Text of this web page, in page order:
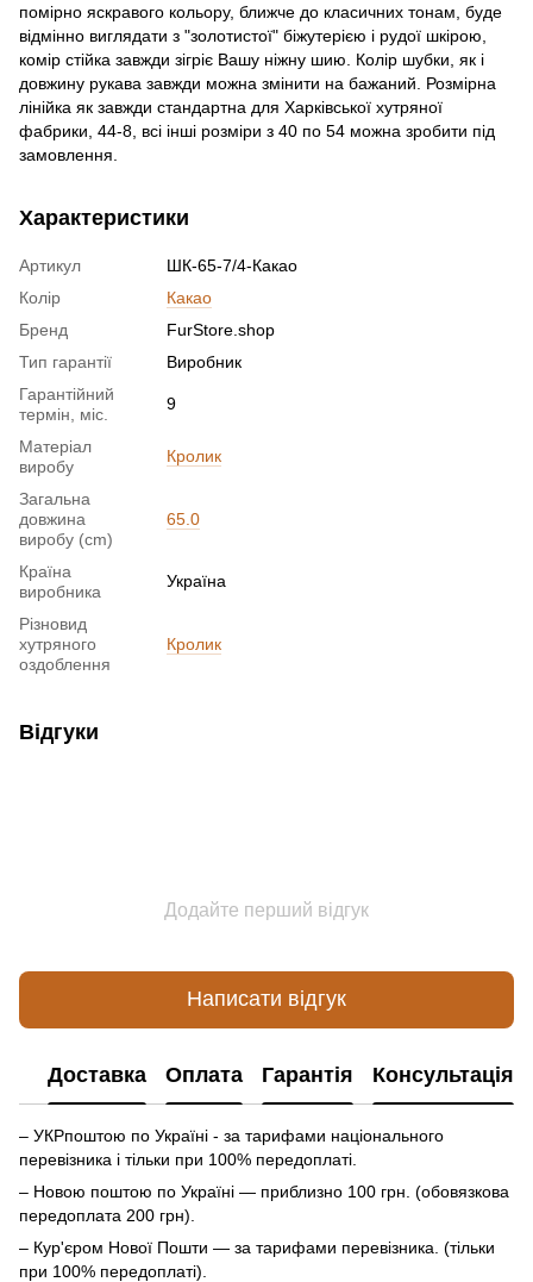
помірно яскравого кольору, ближче до класичних тонам, буде
відмінно виглядати з "золотистої" біжутерією і рудої шкірою,
комір стійка завжди зігріє Вашу ніжну шию. Колір шубки, як і
довжину рукава завжди можна змінити на бажаний. Розмірна
лінійка як завжди стандартна для Харківської хутряної
фабрики, 44-8, всі інші розміри з 40 по 54 можна зробити під
замовлення.
Характеристики
Артикул
ШК-65-7/4-Какао
Колір
Какао
Бренд
FurStore.shop
Тип гарантії
Виробник
Гарантійний
термін, міс.
9
Матеріал
виробу
Кролик
Загальна
довжина
виробу (cm)
65.0
Країна
виробника
Україна
Різновид
хутряного
оздоблення
Кролик
Відгуки
Додайте перший відгук
Написати відгук
Доставка Оплата Гарантія Консультація
– УКРпоштою по Україні - за тарифами національного
перевізника і тільки при 100% передоплаті.
– Новою поштою по Україні — приблизно 100 грн. (обовязкова
передоплата 200 грн).
– Кур'єром Нової Пошти — за тарифами перевізника. (тільки
при 100% передоплаті).